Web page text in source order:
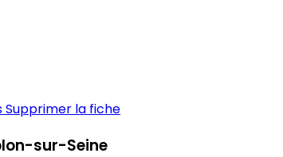
Supprimer la fiche
sur-Seine